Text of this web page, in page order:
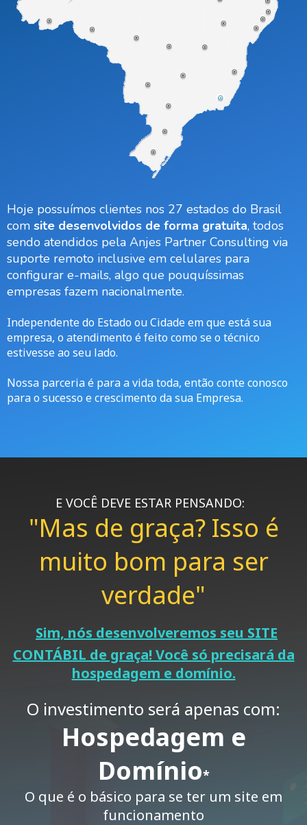
Hoje possuímos clientes nos 27 estados do Brasil
com site desenvolvidos de forma gratuita, todos
sendo atendidos pela Anjes Partner Consulting via
suporte remoto inclusive em celulares para
configurar e-mails, algo que pouquíssimas
empresas fazem nacionalmente.
Independente do Estado ou Cidade em que está sua
empresa, o atendimento é feito como se o técnico
estivesse ao seu lado.
Nossa parceria é para a vida toda, então conte conosco
para o sucesso e crescimento da sua Empresa.
E VOCÊ DEVE ESTAR PENSANDO:
"Mas de graça? Isso é
muito bom para ser
verdade"
Sim, nós desenvolveremos seu SITE
CONTÁBIL de graça! Você só precisará da
hospedagem e domínio.
O investimento será apenas com:
Hospedagem e
Domínio*
O que é o básico para se ter um site em
funcionamento